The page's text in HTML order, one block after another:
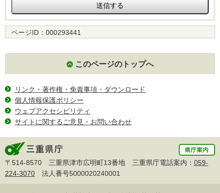
ページID： 000293441
このページのトップへ
リンク・著作権・免責事項・ダウンロード
個人情報保護ポリシー
ウェブアクセシビリティ
サイトに関するご意見・お問い合わせ
〒514-8570 三重県津市広明町13番地 三重県庁電話案内： 059-
224-3070 法人番号5000020240001